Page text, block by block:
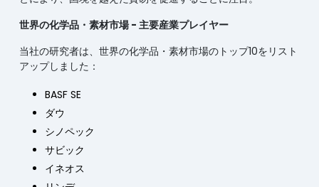
世界の化学品・素材市場 - 主要産業プレイヤー
当社の研究者は、世界の化学品・素材市場のトップ10をリスト
アップしました：
BASF SE
ダウ
シノペック
サビック
イネオス